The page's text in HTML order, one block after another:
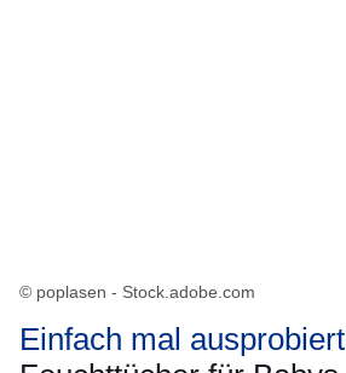
© poplasen - Stock.adobe.com
Einfach mal